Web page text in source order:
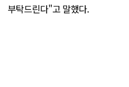
부탁드린다"고 말했다.